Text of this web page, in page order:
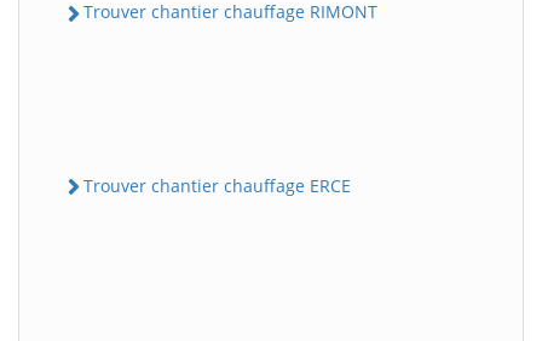
Trouver chantier chauffage RIMONT
Trouver chantier chauffage ERCE